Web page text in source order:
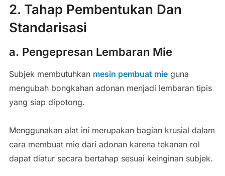
2. Tahap Pembentukan Dan
Standarisasi
a. Pengepresan Lembaran Mie
Subjek membutuhkan mesin pembuat mieguna
mengubah bongkahan adonan menjadi lembaran tipis
yang siap dipotong.
Menggunakan alat ini merupakan bagian krusial dalam
cara membuat mie dari adonan karena tekanan rol
dapat diatur secara bertahap sesuai keinginan subjek.